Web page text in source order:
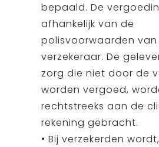
bepaald. De
afhankelijk van de
polisvoorwaarden van
verzekeraar. De
zorg die niet door de
worden vergoed,
rechtstreeks aan de
rekening gebracht.
• Bij verzekerden